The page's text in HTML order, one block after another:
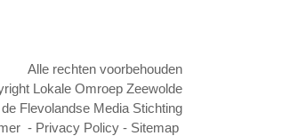
Alle rechten voorbehouden
Lokale Omroep Zeewolde
Flevolandse Media Stichting
- Privacy Policy - Sitemap